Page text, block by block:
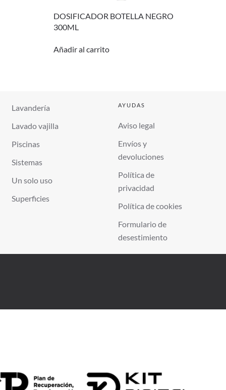
DOSIFICADOR BOTELLA NEGRO
300ML
Añadir al carrito
Lavandería
Lavado vajilla
Piscinas
Sistemas
Un solo uso
Superficies
AYUDAS
Aviso legal
Envíos y
devoluciones
Política de
privacidad
Política de cookies
Formulario de
desestimiento